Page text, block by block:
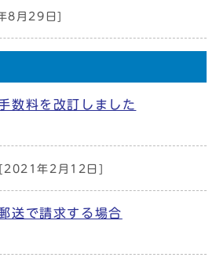
8月29日]
数料を改訂しました
[2021年2月12日]
送で請求する場合